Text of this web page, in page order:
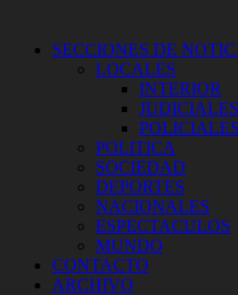
SECCIONES DE
LOCALES
INTERIOR
JUDICIALES
POLICIALES
POLITICA
SOCIEDAD
DEPORTES
NACIONALES
ESPECTACULOS
MUNDO
CONTACTO
ARCHIVO